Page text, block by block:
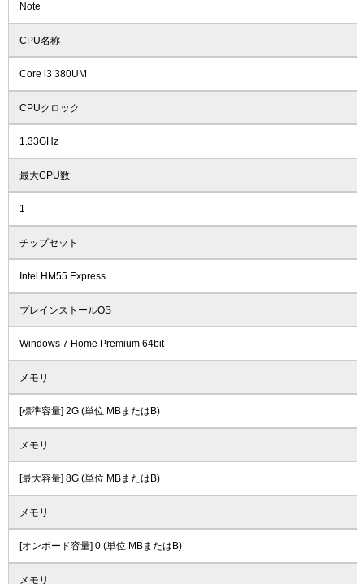
Note
CPU名称
Core i3 380UM
CPUクロック
1.33GHz
最大CPU数
1
チップセット
Intel HM55 Express
プレインストールOS
Windows 7 Home Premium 64bit
メモリ
[標準容量] 2G (単位 MBまたはB)
メモリ
[最大容量] 8G (単位 MBまたはB)
メモリ
[オンボード容量] 0 (単位 MBまたはB)
メモリ